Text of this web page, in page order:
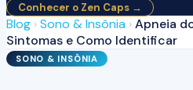
Conhecer o Zen Caps →
Blog ›Sono & Insônia ›Apneia
Sintomas e Como Identificar
SONO & INSÔNIA